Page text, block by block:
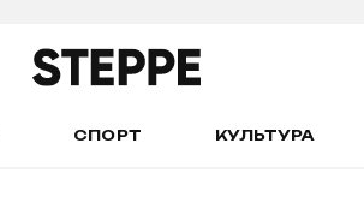
СПОРТ КУЛЬТУРА